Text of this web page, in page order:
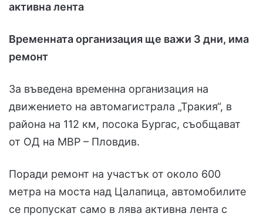
активна лента
Временната организация ще важи 3 дни, има
ремонт
За въведена временна организация на
движението на автомагистрала „Тракия“, в
района на 112 км, посока Бургас, съобщават
от ОД на МВР – Пловдив.
Поради ремонт на участък от около 600
метра на моста над Цалапица, автомобилите
се пропускат само в лява активна лента с